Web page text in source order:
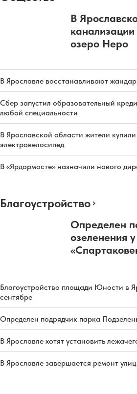
В
канализации
озеро Неро
В Ярославле восстанавливают
Сбер запустил образовательный
любой специальности
В Ярославской области жители
электровелосипед
В «Ярдормосте» назначили нового
Благоустройство
Определен
озеленения
Благоустройство площади Юности в
сентябре
Определен подрядчик парка
В Ярославле хотят установить
В Ярославле завершается ремонт